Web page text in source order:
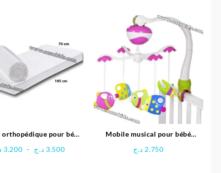
orthopédique pour bébé
3.200 – 3.500 د.ج
Plage
Mobile musical pour bébé
2.750 د.ج